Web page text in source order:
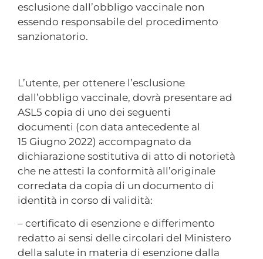
esclusione dall’obbligo vaccinale non
essendo responsabile del procedimento
sanzionatorio.
L’utente, per ottenere l’esclusione
dall’obbligo vaccinale, dovrà presentare ad
ASL5 copia di uno dei seguenti
documenti (con data antecedente al
15 Giugno 2022) accompagnato da
dichiarazione sostitutiva di atto di notorietà
che ne attesti la conformità all’originale
corredata da copia di un documento di
identità in corso di validità:
– certificato di esenzione e differimento
redatto ai sensi delle circolari del Ministero
della salute in materia di esenzione dalla